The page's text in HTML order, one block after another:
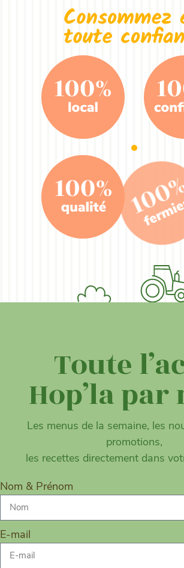
Toute
Hop’la
Les menus de la semaine, les
promotions,
les recettes directement dans
Nom & Prénom
E-mail